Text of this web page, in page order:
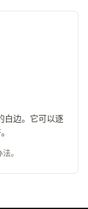
白边。它可以逐
。